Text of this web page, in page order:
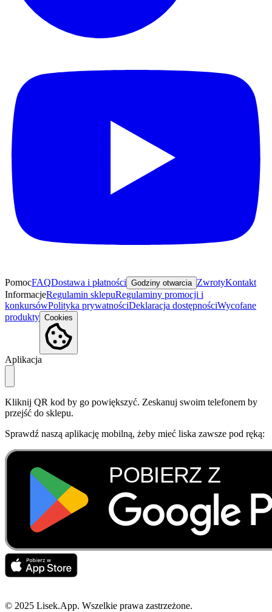
PomocFAQDostawa i płatności Godziny otwarcia ZwrotyKontakt
InformacjeRegulamin sklepuRegulaminy promocji i
konkursówPolityka prywatnościDeklaracja dostępnościWycofane
produkty Cookies
Aplikacja
Kliknij QR kod by go powiększyć. Zeskanuj swoim telefonem by
przejść do sklepu.
Sprawdź naszą aplikację mobilną, żeby mieć liska zawsze pod ręką:
© 2025 Lisek.App. Wszelkie prawa zastrzeżone.